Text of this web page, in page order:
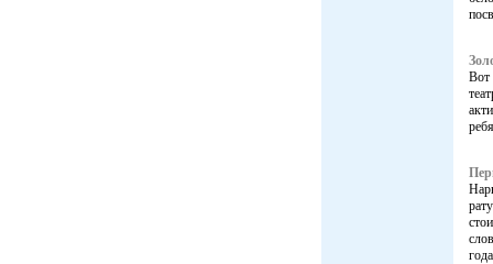
Вот